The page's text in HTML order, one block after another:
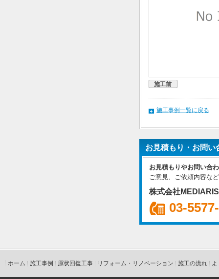
施工前
施工事例一覧に戻る
お見積もり・お問い
お見積もりやお問い合
ご意見、ご依頼内容な
株式会社
03-
ホーム 施工事例 原状回復工事 リフォーム・リノベーション 施工の流れ よ